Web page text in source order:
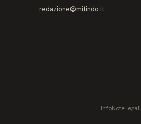
redazione@mitindo.it
InfoNote legali